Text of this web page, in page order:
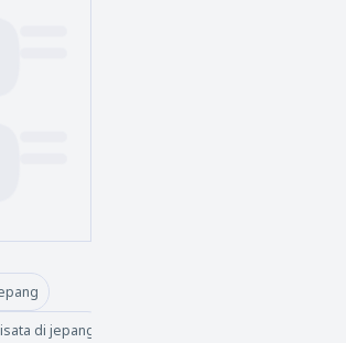
di jepang